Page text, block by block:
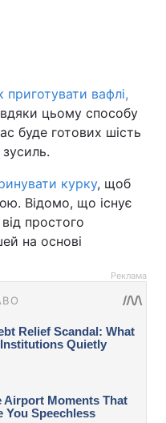
приготувати вафлі,
цьому способу
буде готових шість
курку, щоб
Відомо, що існує
від простого
на основі
Реклама